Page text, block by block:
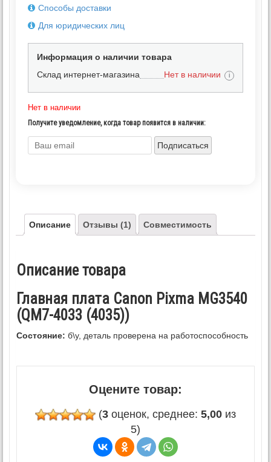
Способы доставки
Для юридических лиц
Информация о наличии товара
Склад интернет-магазина
Нет в наличии i
Нет в наличии
Получите уведомление, когда товар появится в наличии:
Подписаться
Описание Отзывы (1) Совместимость
Описание товара
Главная плата Canon Pixma MG3540
(QM7-4033 (4035))
Состояние: б\у, деталь проверена на работоспособность
Оцените товар:
(3 оценок, среднее: 5,00 из
5)